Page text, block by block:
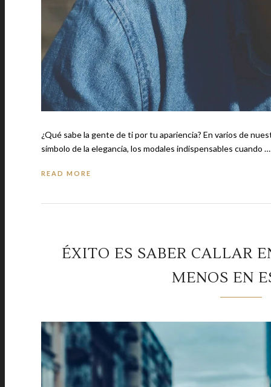
¿Qué sabe la gente de ti por tu apariencia? En varios de
símbolo de la elegancia, los modales indispensables cuando …
READ MORE
ÉXITO ES SABER CALLAR
MENOS EN